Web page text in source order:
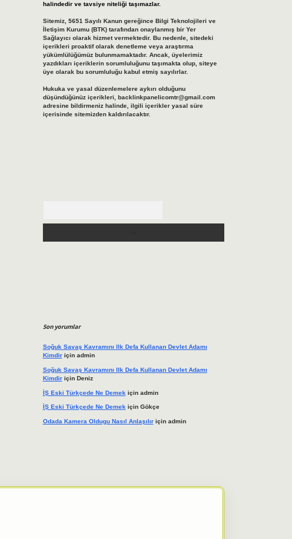
halindedir ve tavsiye niteliği taşımazlar.
Sitemiz, 5651 Sayılı Kanun gereğince Bilgi Teknolojileri ve
İletişim Kurumu (BTK) tarafından onaylanmış bir Yer
Sağlayıcı olarak hizmet vermektedir. Bu nedenle, sitedeki
içerikleri proaktif olarak denetleme veya araştırma
yükümlülüğümüz bulunmamaktadır. Ancak, üyelerimiz
yazdıkları içeriklerin sorumluluğunu taşımakta olup, siteye
üye olarak bu sorumluluğu kabul etmiş sayılırlar.
Hukuka ve yasal düzenlemelere aykırı olduğunu
düşündüğünüz içerikleri, backlinkpanelicomtr@gmail.com
adresine bildirmeniz halinde, ilgili içerikler yasal süre
içerisinde sitemizden kaldırılacaktır.
Son yorumlar
Soğuk Savaş Kavramını Ilk Defa Kullanan Devlet Adamı
Kimdiriçin admin
Soğuk Savaş Kavramını Ilk Defa Kullanan Devlet Adamı
Kimdiriçin Deniz
İŞ Eski Türkçede Ne Demek için admin
İŞ Eski Türkçede Ne Demek için Gökçe
Odada Kamera Oldugu Nasıl Anlaşılıriçin admin